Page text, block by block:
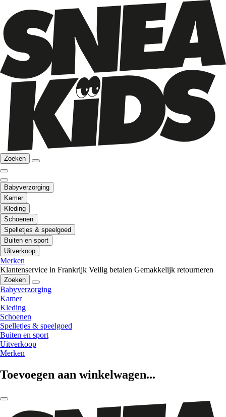
Zoeken
Babyverzorging
Kamer
Kleding
Schoenen
Spelletjes & speelgoed
Buiten en sport
Uitverkoop
Merken
Klantenservice in Frankrijk Veilig betalen Gemakkelijk retourneren
Zoeken
Babyverzorging
Kamer
Kleding
Schoenen
Spelletjes & speelgoed
Buiten en sport
Uitverkoop
Merken
Toevoegen aan winkelwagen...